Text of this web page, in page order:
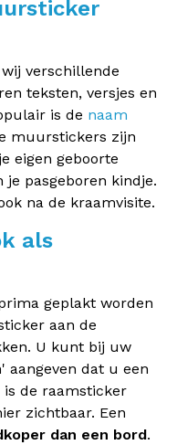
verschillende
teksten, versjes en
is de naam
muurstickers zijn
eigen geboorte
pasgeboren kindje.
na de kraamvisite.
als
geplakt worden
aan de
U kunt bij uw
aangeven dat u een
de raamsticker
zichtbaar. Een
dan een bord.